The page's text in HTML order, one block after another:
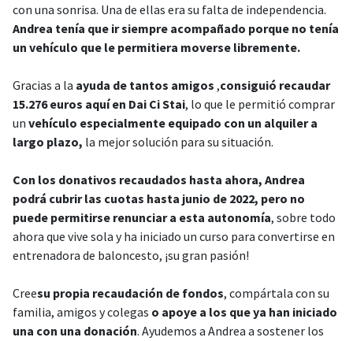
con una sonrisa. Una de ellas era su falta de independencia.
Andrea tenía que ir siempre acompañado porque no tenía
un vehículo que le permitiera moverse libremente.
Gracias a la ayuda de tantos amigos ,consiguió recaudar
15.276 euros aquí en Dai Ci Stai, lo que le permitió comprar
un vehículo especialmente equipado con un alquiler a
largo plazo, la mejor solución para su situación.
Con los donativos recaudados hasta ahora, Andrea
podrá cubrir las cuotas hasta junio de 2022, pero no
puede permitirse renunciar a esta autonomía, sobre todo
ahora que vive sola y ha iniciado un curso para convertirse en
entrenadora de baloncesto, ¡su gran pasión!
Creesu propia recaudación de fondos, compártala con su
familia, amigos y colegas o apoye a los que ya han iniciado
una con una donación. Ayudemos a Andrea a sostener los